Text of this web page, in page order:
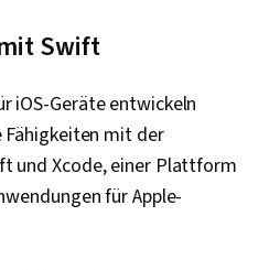
Software-
Generative AI-
Prompt-
Frameworks, Web-
Kontinuierliche Lieferung,
React.js, UI-
Swift
iOS-Geräte entwickeln
Fähigkeiten mit der
und Xcode, einer Plattform
für Apple-